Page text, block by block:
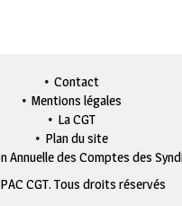
Contact
Mentions légales
La CGT
Plan du site
Annuelle des Comptes des
CGT. Tous droits réservés